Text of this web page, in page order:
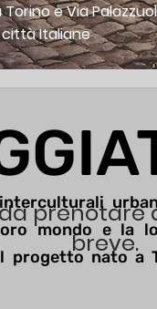
e Via
Italiane
breve.
mondo e la
progetto nato